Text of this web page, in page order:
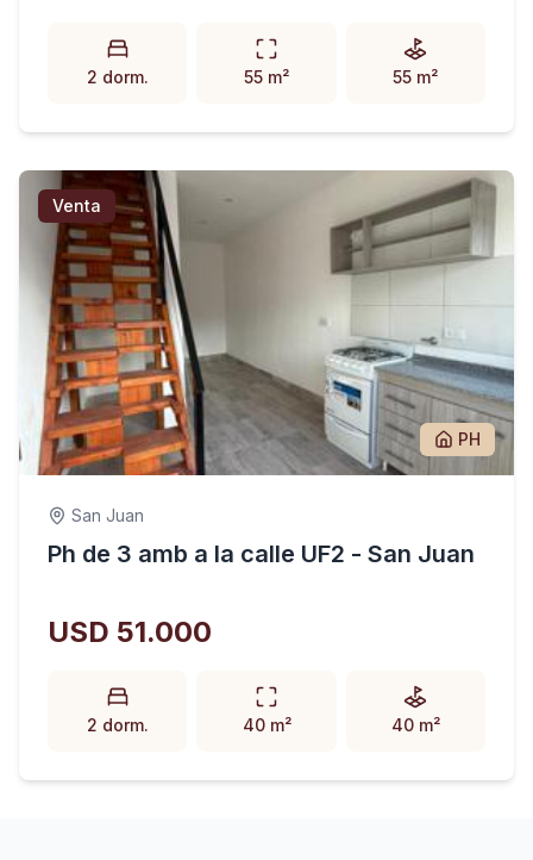
2 dorm. 55 m² 55 m²
Venta
PH
San Juan
Ph de 3 amb a la calle UF2 - San Juan
USD 51.000
2 dorm. 40 m² 40 m²